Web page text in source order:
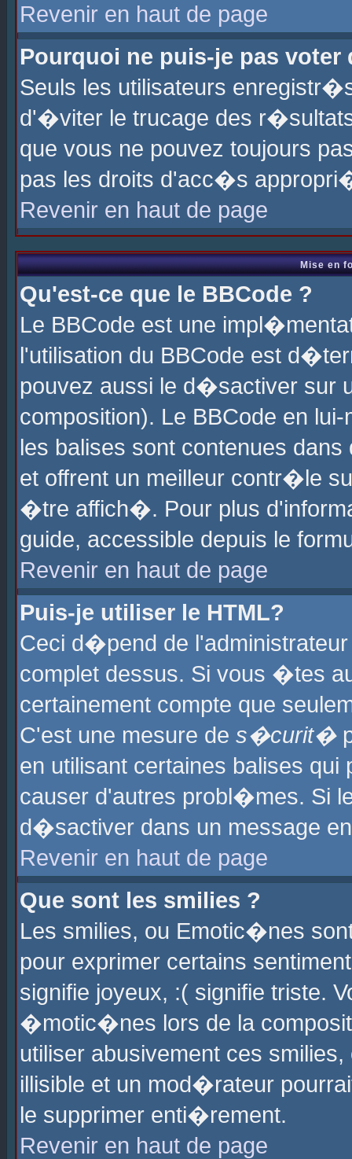
Revenir en haut de page
Pourquoi ne puis-je pas voter
Seuls les utilisateurs
d'�viter le trucage des
que vous ne pouvez toujours
pas les droits d'acc�s
Revenir en haut de page
Mise en
Qu'est-ce que le BBCode ?
Le BBCode est une
l'utilisation du BBCode est
pouvez aussi le d�sactiver sur
composition). Le BBCode en
les balises sont contenues
et offrent un meilleur contr�le
�tre affich�. Pour plus
guide, accessible depuis le
Revenir en haut de page
Puis-je utiliser le HTML?
Ceci d�pend de
complet dessus. Si vous �tes
certainement compte que
C'est une mesure de s�curit�
en utilisant certaines balises
causer d'autres probl�mes. Si
d�sactiver dans un message
Revenir en haut de page
Que sont les smilies ?
Les smilies, ou Emotic�nes
pour exprimer certains
signifie joyeux, :( signifie triste.
�motic�nes lors de la
utiliser abusivement ces
illisible et un mod�rateur
le supprimer enti�rement.
Revenir en haut de page